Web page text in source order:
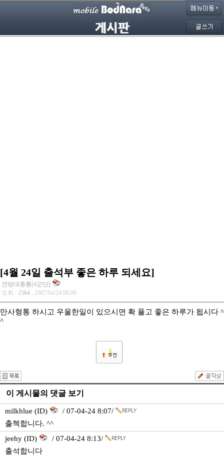
[4월 24일 출석부 좋은 하루 되세요]
연방대총통[4군단]
조회 : 2564 , 2007/04/24 08:06
만사형통 하시고 우울한일이 있으시면 확 풀고 좋은 하루가 됩시다 ^
^
3
이 게시물의 댓글 보기
milkblue (ID)
/ 07-04-24 8:07/
출첵합니다. ^^
jeehy (ID)
/ 07-04-24 8:13/
출석합니다